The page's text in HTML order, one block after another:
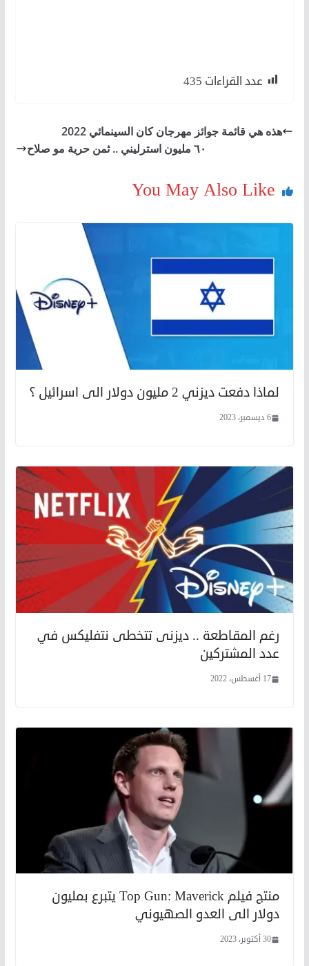
عدد القراءات 435
هذه هي قائمة جوائز مهرجان كان السينمائي 2022
٦٠ مليون استرليني .. ثمن حرية مو صلاح
You May Also Like
لماذا دفعت ديزني 2 مليون دولار الى اسرائيل ؟
6 ديسمبر، 2023
رغم المقاطعة .. ديزنى تتخطى نتفليكس في
عدد المشتركين
17 أغسطس، 2022
منتج فيلم Top Gun: Maverick يتبرع بمليون
دولار الى العدو الصهيوني
30 أكتوبر، 2023